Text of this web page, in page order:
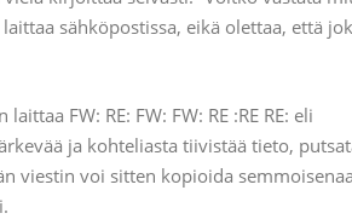
sähköpostissa, eikä olettaa, että
FW: RE: FW: FW: RE :RE RE: eli
ja kohteliasta tiivistää tieto,
viestin voi sitten kopioida